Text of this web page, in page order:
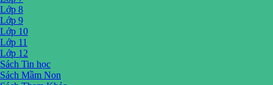
Lớp 8
Lớp 9
Lớp 10
Lớp 11
Lớp 12
Sách Tin học
Sách Mầm Non